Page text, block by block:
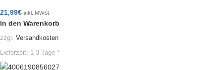
21,99€ inkl. MWSt.
In den Warenkorb
zzgl. Versandkosten
Lieferzeit: 1-3 Tage *